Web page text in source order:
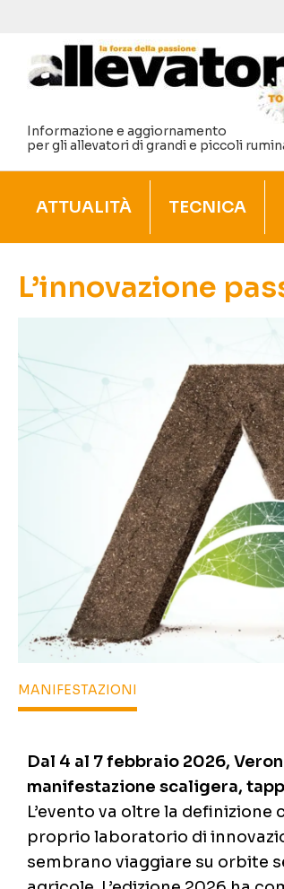
contenuto
Informazione e aggiornamento
per gli allevatori di grandi e piccoli
ATTUALITÀ TECNICA
L’innovazione
MANIFESTAZIONI
Dal 4 al 7 febbraio 2026,
manifestazione scaligera,
L’evento va oltre la definizione
proprio laboratorio di
sembrano viaggiare su orbite